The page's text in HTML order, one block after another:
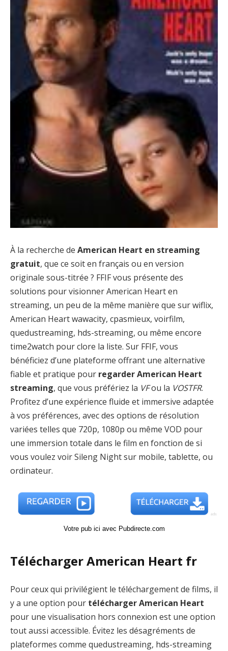
À la recherche de American Heart en streaming
gratuit, que ce soit en français ou en version
originale sous-titrée ? FFIF vous présente des
solutions pour visionner American Heart en
streaming, un peu de la même manière que sur wiflix,
American Heart wawacity, cpasmieux, voirfilm,
quedustreaming, hds-streaming, ou même encore
time2watch pour clore la liste. Sur FFIF, vous
bénéficiez d’une plateforme offrant une alternative
fiable et pratique pour regarder American Heart
streaming, que vous préfériez la VFou la VOSTFR.
Profitez d’une expérience fluide et immersive adaptée
à vos préférences, avec des options de résolution
variées telles que 720p, 1080p ou même VOD pour
une immersion totale dans le film en fonction de si
vous voulez voir Sileng Night sur mobile, tablette, ou
ordinateur.
Votre pub ici avec Pubdirecte.com
Télécharger American Heart fr
Pour ceux qui privilégient le téléchargement de films, il
y a une option pour télécharger American Heart
pour une visualisation hors connexion est une option
tout aussi accessible. Évitez les désagréments de
plateformes comme quedustreaming, hds-streaming